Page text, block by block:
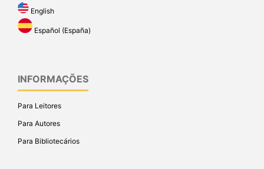
English
Español (España)
INFORMAÇÕES
Para Leitores
Para Autores
Para Bibliotecários